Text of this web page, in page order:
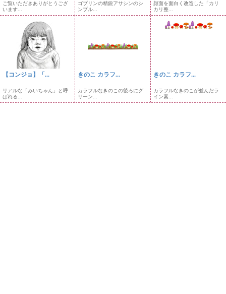
ご覧いただきありがとうござ
います...
ゴブリンの精鋭アサシンのシ
ンプル...
顔面を面白く改造した「カリ
カリ整...
【コンジョ】「...
リアルな「みいちゃん」と呼
ばれる...
きのこ カラフ...
カラフルなきのこの後ろにグ
リーン...
きのこ カラフ...
カラフルなきのこが並んだラ
イン素...